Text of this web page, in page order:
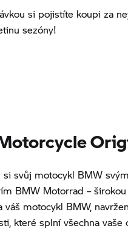
si pojistíte koupi za
sezóny!
si svůj motocykl BMW
BMW Motorrad –
váš motocykl BMW,
které splní všechna vaše